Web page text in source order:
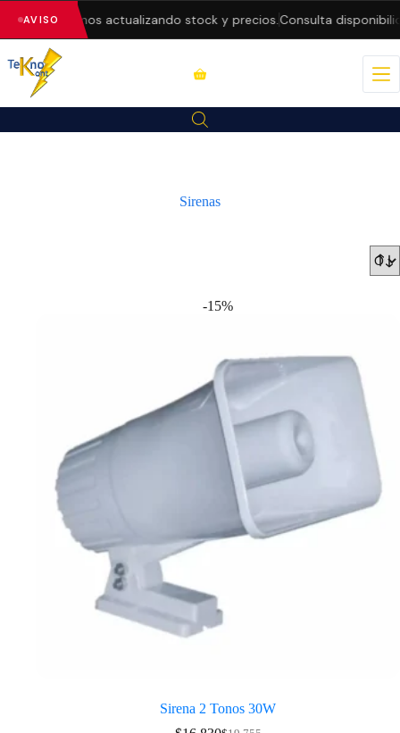
AVISO
estamos actualizando stock y precios.Consulta disponibilidad
Sirenas
-15%
Sirena 2 Tonos 30W